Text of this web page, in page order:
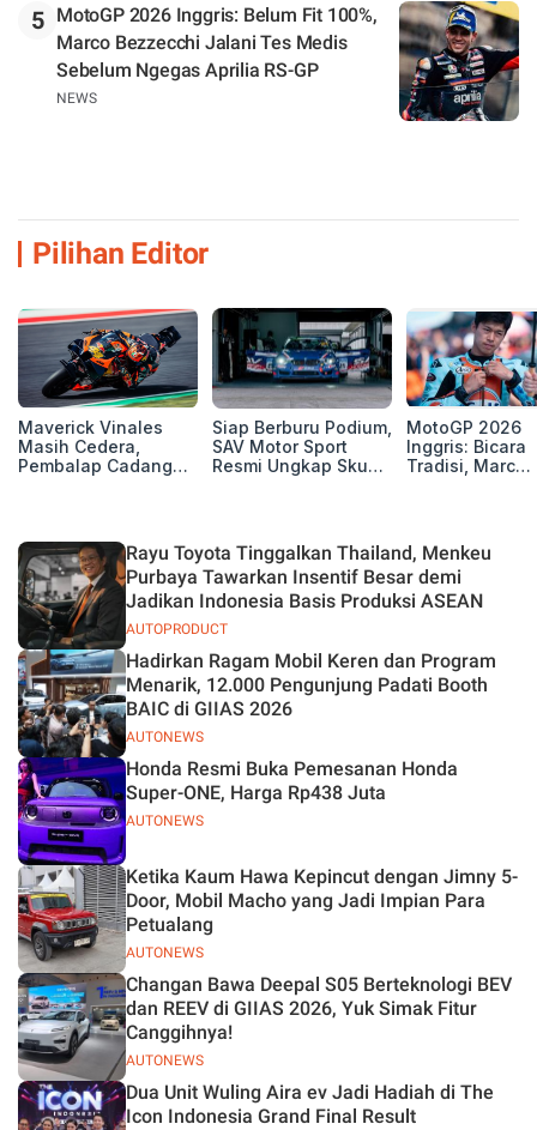
5
MotoGP 2026 Inggris: Belum Fit 100%,
Marco Bezzecchi Jalani Tes Medis
Sebelum Ngegas Aprilia RS-GP
NEWS
Pilihan Editor
Maverick Vinales
Masih Cedera,
Pembalap Cadangan
Siap Berburu Podium,
SAV Motor Sport
Resmi Ungkap Skuad
MotoGP 2026
Inggris: Bicara
Tradisi, Marc
AUTOPRODUCT
Rayu Toyota Tinggalkan Thailand, Menkeu
Purbaya Tawarkan Insentif Besar demi
Jadikan Indonesia Basis Produksi ASEAN
AUTONEWS
Hadirkan Ragam Mobil Keren dan Program
Menarik, 12.000 Pengunjung Padati Booth
BAIC di GIIAS 2026
AUTONEWS
Honda Resmi Buka Pemesanan Honda
Super-ONE, Harga Rp438 Juta
AUTONEWS
Ketika Kaum Hawa Kepincut dengan Jimny 5-
Door, Mobil Macho yang Jadi Impian Para
Petualang
AUTONEWS
Changan Bawa Deepal S05 Berteknologi BEV
dan REEV di GIIAS 2026, Yuk Simak Fitur
Canggihnya!
Dua Unit Wuling Aira ev Jadi Hadiah di The
Icon Indonesia Grand Final Result